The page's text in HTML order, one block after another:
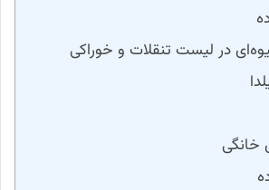
در لیست تنقلات و خوراکی‌
خانگی